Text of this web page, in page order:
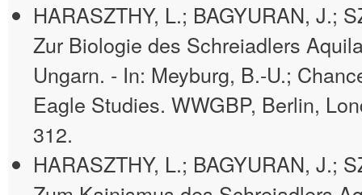
HARASZTHY, L.; BAGYURAN, J.;
Zur Biologie des Schreiadlers
Ungarn. - In: Meyburg, B.-U.;
Eagle Studies. WWGBP, Berlin,
312.
HARASZTHY, L.; BAGYURAN, J.;